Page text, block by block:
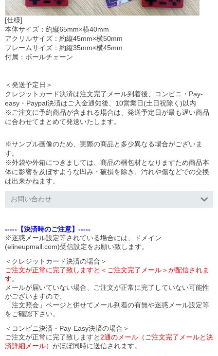
[仕様]
本体サイズ：約縦65mm×横40mm
アクリルサイズ：約縦45mm×横50mm
フレームサイズ：約縦35mm×横45mm
付属：ボールチェーン
＜発送予定日＞
クレジットカード決済は注文完了メール到着後、コンビニ・Pay-
easy・Paypal決済はご入金通知後、10営業日(土日祝除く)以内
※ご注文に予約商品が含まれる場合は、発送予定日が最も遅い商品
に合わせてまとめて発送いたします。
※サンプル画像のため、実際の商品と多少異なる場合がございま
す。
※外袋や外箱につきましては、商品の梱包材となりますため商品本
体に影響を及ぼすような凹み・破損を除き、汚れや傷などでの交換
は出来かねます。
お問い合わせ
-----【決済時のご注意】-----
※迷惑メール設定等されている場合には、ドメイン
(elineupmall.com)受信設定をお願い致します。
＜クレジットカード決済の場合＞
ご注文が正常に完了致しますと＜ご注文完了メール＞が配信されま
す。
メールが届いていない場合、ご注文が正常に完了していない可能性
がございますので、
「注文照会」ページと併せてメール到着の有無や迷惑メール設定等
をご確認下さい。
＜コンビニ決済・Pay-Easy決済の場合＞
ご注文が正常に完了致しますと 2通のメール（ご注文完了メールと決
済詳細メール） がほぼ同時に送信されます。